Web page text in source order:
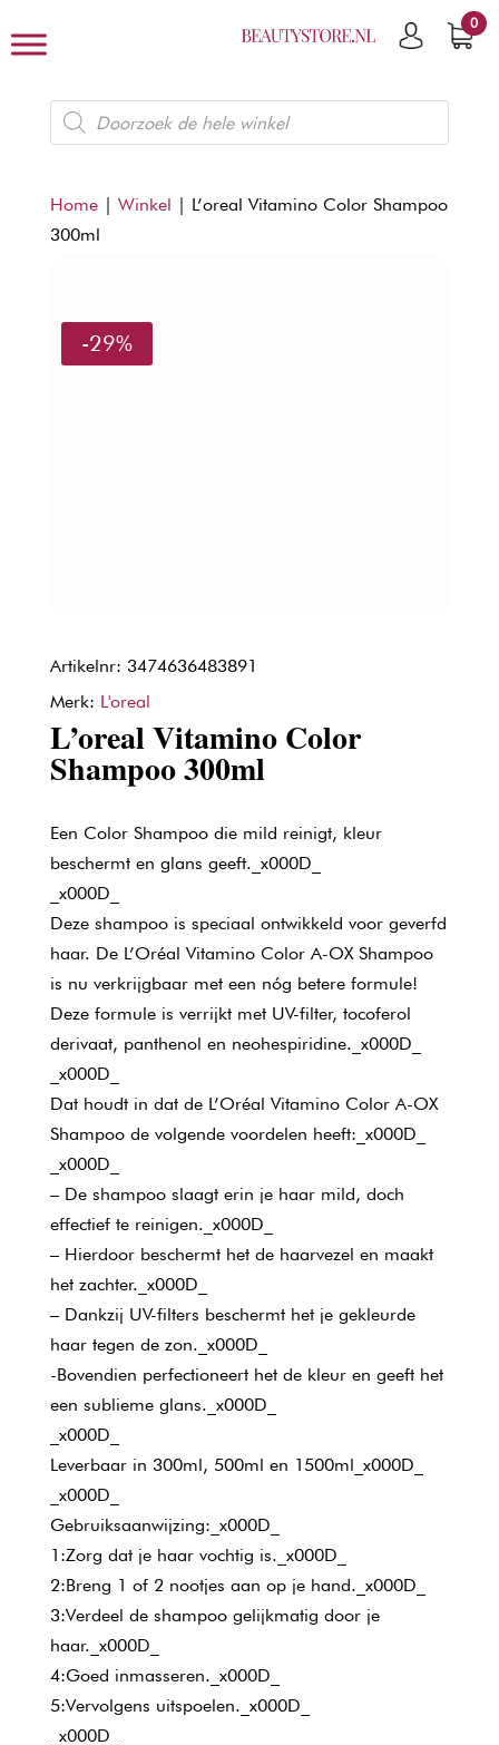
0
Producten
zoeken
Home| Winkel | L’oreal Vitamino Color Shampoo
300ml
-29%
Artikelnr: 3474636483891
Merk: L'oreal
L’oreal Vitamino Color
Shampoo 300ml
Een Color Shampoo die mild reinigt, kleur
beschermt en glans geeft._x000D_
_x000D_
Deze shampoo is speciaal ontwikkeld voor geverfd
haar. De L’Oréal Vitamino Color A-OX Shampoo
is nu verkrijgbaar met een nóg betere formule!
Deze formule is verrijkt met UV-filter, tocoferol
derivaat, panthenol en neohespiridine._x000D_
_x000D_
Dat houdt in dat de L’Oréal Vitamino Color A-OX
Shampoo de volgende voordelen heeft:_x000D_
_x000D_
– De shampoo slaagt erin je haar mild, doch
effectief te reinigen._x000D_
– Hierdoor beschermt het de haarvezel en maakt
het zachter._x000D_
– Dankzij UV-filters beschermt het je gekleurde
haar tegen de zon._x000D_
-Bovendien perfectioneert het de kleur en geeft het
een sublieme glans._x000D_
_x000D_
Leverbaar in 300ml, 500ml en 1500ml_x000D_
_x000D_
Gebruiksaanwijzing:_x000D_
1:Zorg dat je haar vochtig is._x000D_
2:Breng 1 of 2 nootjes aan op je hand._x000D_
3:Verdeel de shampoo gelijkmatig door je
haar._x000D_
4:Goed inmasseren._x000D_
5:Vervolgens uitspoelen._x000D_
_x000D_